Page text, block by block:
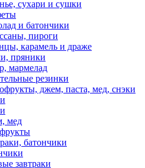
сухари и сушки
и батончики
пироги
карамель и драже
пряники
мармелад
резинки
джем, паста, мед, снэки
мед
батончики
завтраки